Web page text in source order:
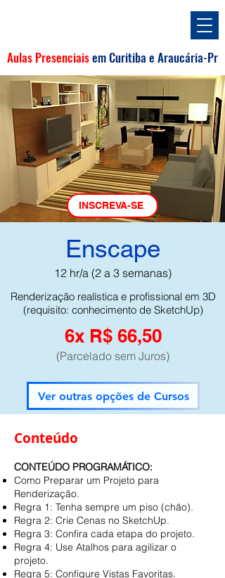
Aulas PresenciaisemCuritiba e Araucária-Pr
INSCREVA-SE
Enscape
12 hr/a (2 a 3 semanas)
Renderização realística e proﬁssional em 3D
(requisito: conhecimento de SketchUp)
6x R$ 66,50
(Parcelado sem Juros)
Ver outras opções de Cursos
Conteúdo
CONTEÚDO PROGRAMÁTICO:
Como Preparar um Projeto para
Renderização.
Regra 1: Tenha sempre um piso (chão).
Regra 2: Crie Cenas no SketchUp.
Regra 3: Confira cada etapa do projeto.
Regra 4: Use Atalhos para agilizar o
projeto.
Regra 5: Configure Vistas Favoritas.